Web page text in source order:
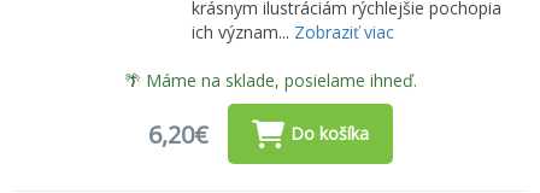
krásnym ilustráciám rýchlejšie pochopia
ich význam... Zobraziť viac
🌴 Máme na sklade, posielame ihneď.
6,20€ Do košíka